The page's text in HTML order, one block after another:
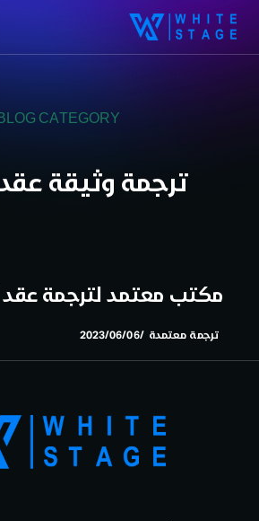
CATEGORY
ترجمة وثيقة عقد
مكتب معتمد لترجمة عقد
ترجمة معتمدة 2023/06/06